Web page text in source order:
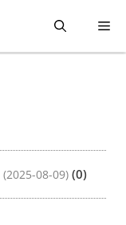
메
(2025-08-09) (0)